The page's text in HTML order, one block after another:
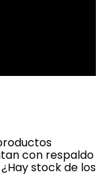
con respaldo
stock de los